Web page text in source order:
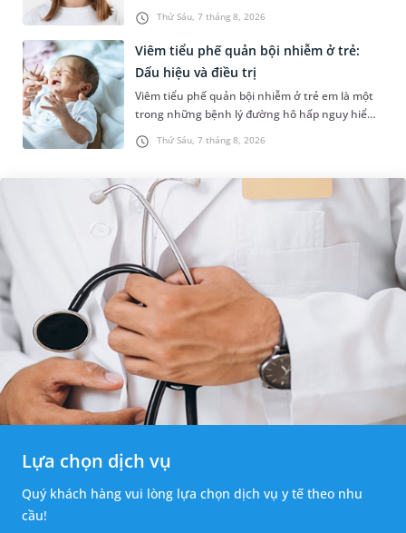
Thứ Sáu, 7 tháng 8, 2026
sự cân đối của khuôn mặt. Do đó, cần khắc
phục sớm tình trạng này để...
Thứ Sáu, 7 tháng 8, 2026
Viêm tiểu phế quản bội nhiễm ở trẻ:
Dấu hiệu và điều trị
Viêm tiểu phế quản bội nhiễm ở trẻ em là một
trong những bệnh lý đường hô hấp nguy hiểm,
thường bùng phát vào thời điểm giao mùa. Khi
những tổn thương ban đầ...
Lựa chọn dịch vụ
Quý khách hàng vui lòng lựa chọn dịch vụ y tế theo nhu
cầu!